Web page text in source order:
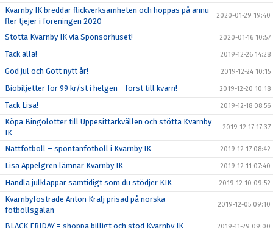
Kvarnby IK breddar flickverksamheten och hoppas på ännu
fler tjejer i föreningen 2020
2020-01-29 19:40
Stötta Kvarnby IK via Sponsorhuset! 2020-01-16 10:57
Tack alla! 2019-12-26 14:28
God jul och Gott nytt år! 2019-12-24 10:15
Biobiljetter för 99 kr/st i helgen - först till kvarn! 2019-12-20 10:18
Tack Lisa! 2019-12-18 08:56
Köpa Bingolotter till Uppesittarkvällen och stötta Kvarnby
IK
2019-12-17 17:37
Nattfotboll – spontanfotboll i Kvarnby IK 2019-12-17 08:42
Lisa Appelgren lämnar Kvarnby IK 2019-12-11 07:40
Handla julklappar samtidigt som du stödjer KIK 2019-12-10 09:52
Kvarnbyfostrade Anton Kralj prisad på norska
fotbollsgalan
2019-12-05 09:10
BLACK FRIDAY = shoppa billigt och stöd Kvarnby IK 2019-11-29 09:00